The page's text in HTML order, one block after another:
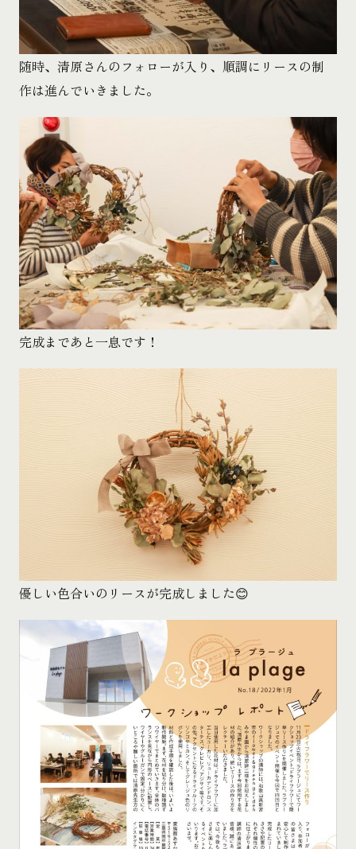
随時、清原さんのフォローが入り、順調にリースの制
作は進んでいきました。
完成まであと一息です！
優しい色合いのリースが完成しました😊